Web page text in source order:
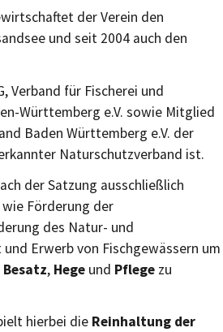
der Verein den
und seit 2004 auch den
Verband für Fischerei und
Württemberg e.V. sowie Mitglied
Baden Württemberg e.V. der
Naturschutzverband ist.
der Satzung ausschließlich
Förderung der
des Natur- und
Erwerb von Fischgewässern um
Besatz, Hege und Pflege zu
hierbei die Reinhaltung der